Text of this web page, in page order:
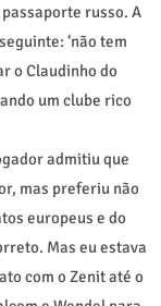
russo. A
‘não tem
o Claudinho do
um clube rico
admitiu que
mas preferiu não
europeus e do
Mas eu estava
com o Zenit até o